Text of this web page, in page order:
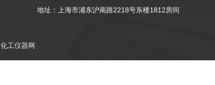
地址：上海市浦东沪南路2218号东楼1812房间
化工仪器网